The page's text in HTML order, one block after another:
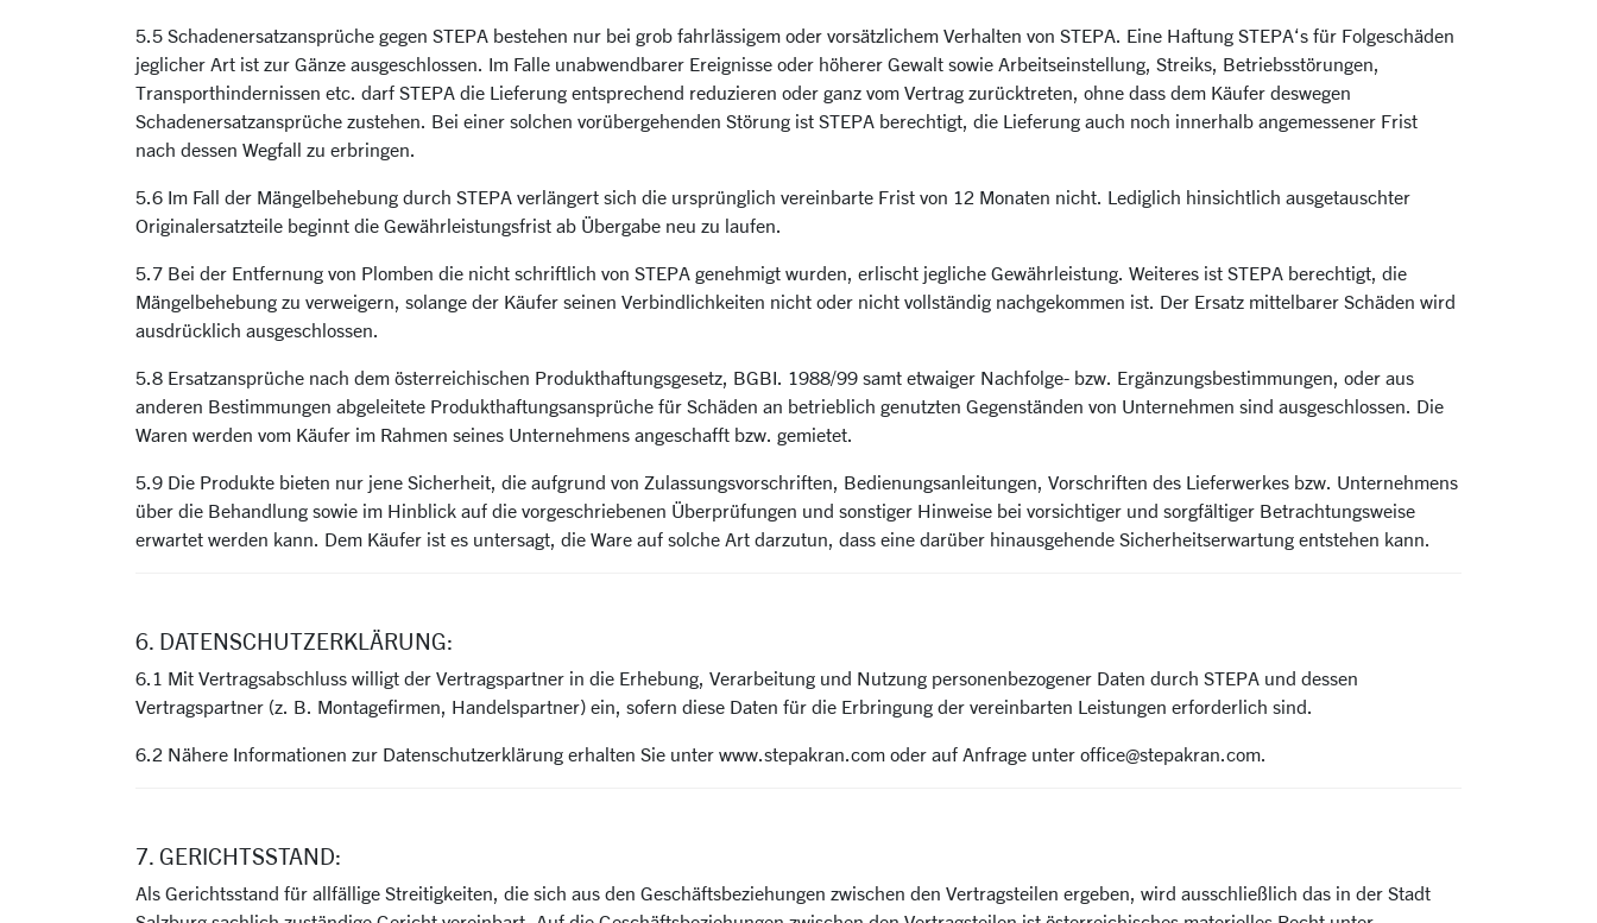
5.5 Schadenersatzansprüche gegen STEPA bestehen nur bei grob fahrlässigem oder vorsätzlichem Verhalten von STEPA. Eine Haftung STEPA‘s für Folgeschäden
jeglicher Art ist zur Gänze ausgeschlossen. Im Falle unabwendbarer Ereignisse oder höherer Gewalt sowie Arbeitseinstellung, Streiks, Betriebsstörungen,
Transporthindernissen etc. darf STEPA die Lieferung entsprechend reduzieren oder ganz vom Vertrag zurücktreten, ohne dass dem Käufer deswegen
Schadenersatzansprüche zustehen. Bei einer solchen vorübergehenden Störung ist STEPA berechtigt, die Lieferung auch noch innerhalb angemessener Frist
nach dessen Wegfall zu erbringen.
5.6 Im Fall der Mängelbehebung durch STEPA verlängert sich die ursprünglich vereinbarte Frist von 12 Monaten nicht. Lediglich hinsichtlich ausgetauschter
Originalersatzteile beginnt die Gewährleistungsfrist ab Übergabe neu zu laufen.
5.7 Bei der Entfernung von Plomben die nicht schriftlich von STEPA genehmigt wurden, erlischt jegliche Gewährleistung. Weiteres ist STEPA berechtigt, die
Mängelbehebung zu verweigern, solange der Käufer seinen Verbindlichkeiten nicht oder nicht vollständig nachgekommen ist. Der Ersatz mittelbarer Schäden wird
ausdrücklich ausgeschlossen.
5.8 Ersatzansprüche nach dem österreichischen Produkthaftungsgesetz, BGBI. 1988/99 samt etwaiger Nachfolge- bzw. Ergänzungsbestimmungen, oder aus
anderen Bestimmungen abgeleitete Produkthaftungsansprüche für Schäden an betrieblich genutzten Gegenständen von Unternehmen sind ausgeschlossen. Die
Waren werden vom Käufer im Rahmen seines Unternehmens angeschafft bzw. gemietet.
5.9 Die Produkte bieten nur jene Sicherheit, die aufgrund von Zulassungsvorschriften, Bedienungsanleitungen, Vorschriften des Lieferwerkes bzw. Unternehmens
über die Behandlung sowie im Hinblick auf die vorgeschriebenen Überprüfungen und sonstiger Hinweise bei vorsichtiger und sorgfältiger Betrachtungsweise
erwartet werden kann. Dem Käufer ist es untersagt, die Ware auf solche Art darzutun, dass eine darüber hinausgehende Sicherheitserwartung entstehen kann.
6. DATENSCHUTZERKLÄRUNG:
6.1 Mit Vertragsabschluss willigt der Vertragspartner in die Erhebung, Verarbeitung und Nutzung personenbezogener Daten durch STEPA und dessen
Vertragspartner (z. B. Montagefirmen, Handelspartner) ein, sofern diese Daten für die Erbringung der vereinbarten Leistungen erforderlich sind.
6.2 Nähere Informationen zur Datenschutzerklärung erhalten Sie unter www.stepakran.com oder auf Anfrage unter office@stepakran.com.
7. GERICHTSSTAND:
Als Gerichtsstand für allfällige Streitigkeiten, die sich aus den Geschäftsbeziehungen zwischen den Vertragsteilen ergeben, wird ausschließlich das in der Stadt